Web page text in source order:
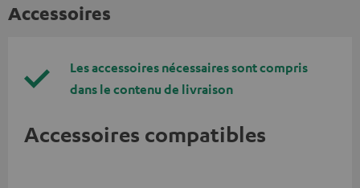
Accessoires
Les accessoires nécessaires sont compris
dans le contenu de livraison
Accessoires compatibles